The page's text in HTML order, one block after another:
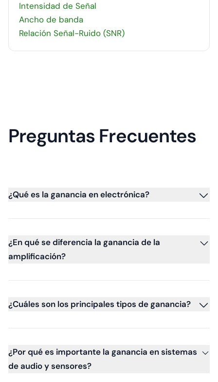
Intensidad de Señal
Ancho de banda
Relación Señal-Ruido (SNR)
Preguntas Frecuentes
¿Qué es la ganancia en electrónica?
¿En qué se diferencia la ganancia de la
amplificación?
¿Cuáles son los principales tipos de ganancia?
¿Por qué es importante la ganancia en sistemas
de audio y sensores?